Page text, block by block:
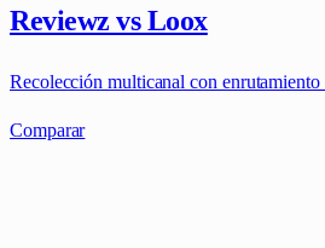
Reviewz vs Loox
Recolección multicanal con
Comparar